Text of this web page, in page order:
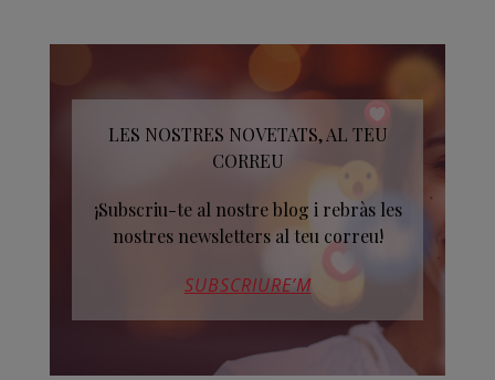
LES NOSTRES NOVETATS, AL TEU
CORREU
¡Subscriu-te al nostre blog i rebràs les
nostres newsletters al teu correu!
SUBSCRIURE’M